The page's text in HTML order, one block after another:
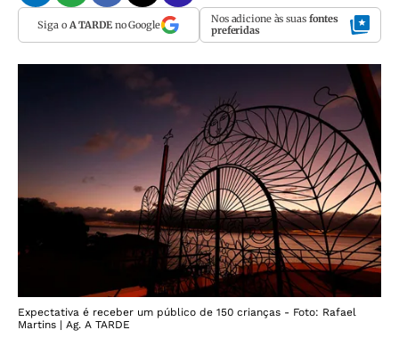
Siga o A TARDEno Google Nos adicione às suas fontes
preferidas
Expectativa é receber um público de 150 crianças - Foto: Rafael
Martins | Ag. A TARDE